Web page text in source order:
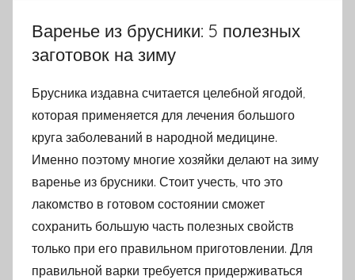
Варенье из брусники: 5 полезных
заготовок на зиму
Брусника издавна считается целебной ягодой,
которая применяется для лечения большого
круга заболеваний в народной медицине.
Именно поэтому многие хозяйки делают на зиму
варенье из брусники. Стоит учесть, что это
лакомство в готовом состоянии сможет
сохранить большую часть полезных свойств
только при его правильном приготовлении. Для
правильной варки требуется придерживаться